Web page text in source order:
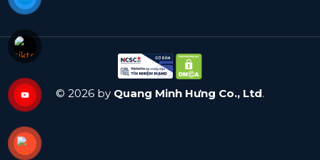
© 2026 by Quang Minh Hưng Co., Ltd.